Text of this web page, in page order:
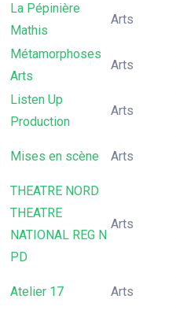
La Pépinière
Mathis
Arts
Métamorphoses
Arts
Arts
Listen Up
Production
Arts
Mises en scène Arts
THEATRE NORD
THEATRE
NATIONAL REG N
PD
Arts
Atelier 17 Arts